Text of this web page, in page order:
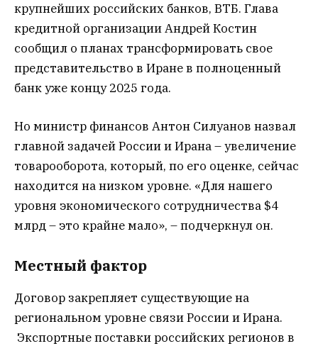
крупнейших российских банков, ВТБ. Глава
кредитной организации Андрей Костин
сообщил о планах трансформировать свое
представительство в Иране в полноценный
банк уже концу 2025 года.
Но министр финансов Антон Силуанов назвал
главной задачей России и Ирана – увеличение
товарооборота, который, по его оценке, сейчас
находится на низком уровне. «Для нашего
уровня экономического сотрудничества $4
млрд – это крайне мало», – подчеркнул он.
Местный фактор
Договор закрепляет существующие на
региональном уровне связи России и Ирана.
Экспортные поставки российских регионов в